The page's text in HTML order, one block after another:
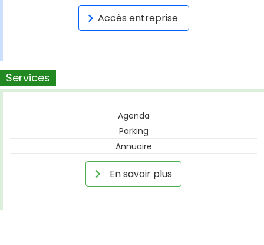
Accès entreprise
Services
Agenda
Parking
Annuaire
En savoir plus